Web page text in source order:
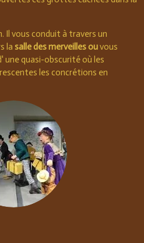
Il vous conduit à travers un
la salle des merveilles ouvous
une quasi-obscurité où les
les concrétions en